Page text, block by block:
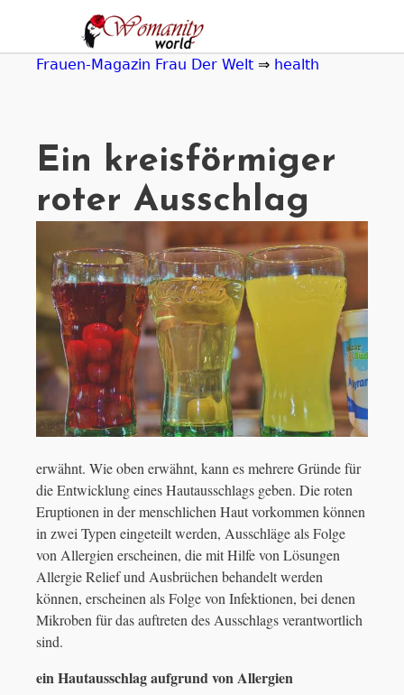
navigation
Frauen-Magazin Frau Der Welt ⇒ health
Ein kreisförmiger
roter Ausschlag
erwähnt. Wie oben erwähnt, kann es mehrere Gründe für
die Entwicklung eines Hautausschlags geben. Die roten
Eruptionen in der menschlichen Haut vorkommen können
in zwei Typen eingeteilt werden, Ausschläge als Folge
von Allergien erscheinen, die mit Hilfe von Lösungen
Allergie Relief und Ausbrüchen behandelt werden
können, erscheinen als Folge von Infektionen, bei denen
Mikroben für das auftreten des Ausschlags verantwortlich
sind.
ein Hautausschlag aufgrund von Allergien